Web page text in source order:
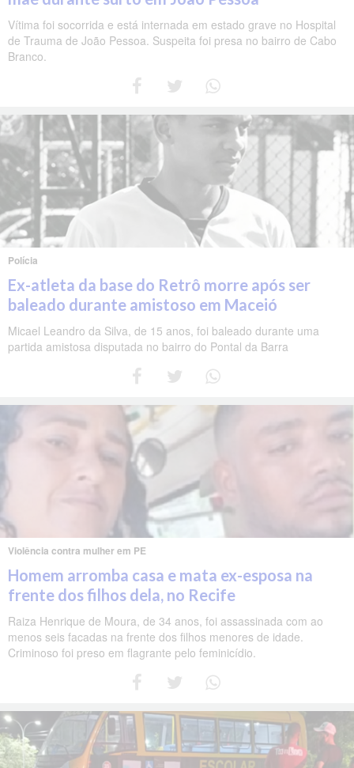
Vítima foi socorrida e está internada em estado grave no Hospital
de Trauma de João Pessoa. Suspeita foi presa no bairro de Cabo
Branco.
Polícia
Ex-atleta da base do Retrô morre após ser
baleado durante amistoso em Maceió
Micael Leandro da Silva, de 15 anos, foi baleado durante uma
partida amistosa disputada no bairro do Pontal da Barra
Violência contra mulher em PE
Homem arromba casa e mata ex-esposa na
frente dos filhos dela, no Recife
Raiza Henrique de Moura, de 34 anos, foi assassinada com ao
menos seis facadas na frente dos filhos menores de idade.
Criminoso foi preso em flagrante pelo feminicídio.